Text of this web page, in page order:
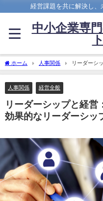
経営課題を共に解決し、
中小企業専
ホーム 人事関係
リーダーシ
リーダーシップの育成方法
人事関係 経営全般
リーダーシップと経営
効果的なリーダーシッ